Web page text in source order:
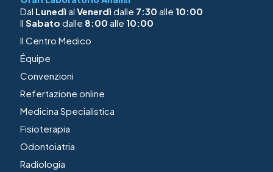
Dal Lunedì al Venerdì dalle 7:30 alle 10:00
Il Sabato dalle 8:00 alle 10:00
Il Centro Medico
Équipe
Convenzioni
Refertazione online
Medicina Specialistica
Fisioterapia
Odontoiatria
Radiologia